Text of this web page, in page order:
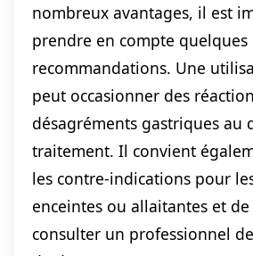
nombreux avantages, il est
prendre en compte quelques
recommandations. Une
peut occasionner des
désagréments gastriques au
traitement. Il convient
les contre-indications pour
enceintes ou allaitantes et
consulter un professionnel